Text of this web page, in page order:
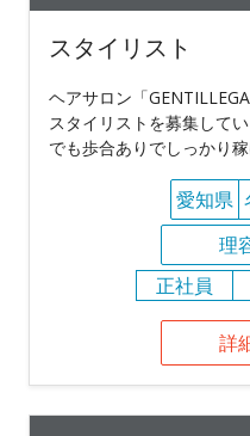
スタイリスト
ヘアサロン「
スタイリストを募集して
でも歩合ありでしっかり
愛知県
理
正社員
詳